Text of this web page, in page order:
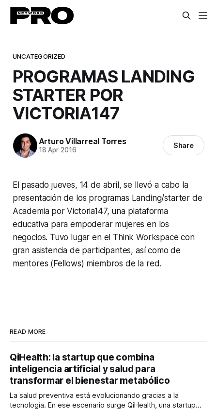
UNCATEGORIZED
PROGRAMAS LANDING
STARTER POR
VICTORIA147
Arturo Villarreal Torres
18 Apr 2016 Share
El pasado jueves, 14 de abril, se llevó a cabo la
presentación de los programas Landing/starter de
Academia por Victoria147, una plataforma
educativa para empoderar mujeres en los
negocios. Tuvo lugar en el Think Workspace con
gran asistencia de participantes, así como de
mentores (Fellows) miembros de la red.
READ MORE
QiHealth: la startup que combina
inteligencia artificial y salud para
transformar el bienestar metabólico
La salud preventiva está evolucionando gracias a la
tecnología. En ese escenario surge QiHealth, una startup